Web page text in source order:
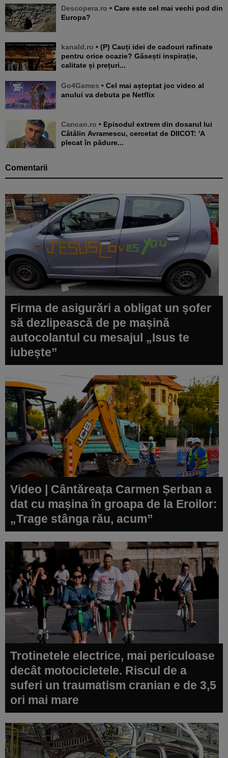
Descopera.ro • Care este cel mai vechi pod din
Europa?
kanald.ro • (P) Cauți idei de cadouri rafinate
pentru orice ocazie? Găsești inspirație,
calitate și prețuri...
Go4Games • Cel mai așteptat joc video al
anului va debuta pe Netflix
Cancan.ro • Episodul extrem din dosarul lui
Cătălin Avramescu, cercetat de DIICOT: 'A
plecat în pădure...
Comentarii
Firma de asigurări a obligat un șofer
să dezlipească de pe mașină
autocolantul cu mesajul „Isus te
iubește”
Video | Cântăreața Carmen Șerban a
dat cu mașina în groapa de la Eroilor:
„Trage stânga rău, acum”
Trotinetele electrice, mai periculoase
decât motocicletele. Riscul de a
suferi un traumatism cranian e de 3,5
ori mai mare